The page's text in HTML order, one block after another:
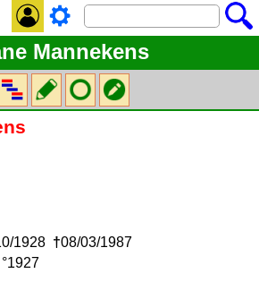
Mannekens
1928 †08/03/1987
°1927